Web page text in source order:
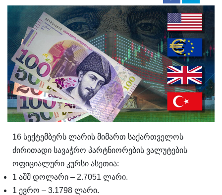
16 სექტემბერს ლარის მიმართ საქართველოს
ძირითადი სავაჭრო პარტნიორების ვალუტების
ოფიციალური კურსი ასეთია:
1 აშშ დოლარი – 2.7051 ლარი.
1 ევრო – 3.1798 ლარი.